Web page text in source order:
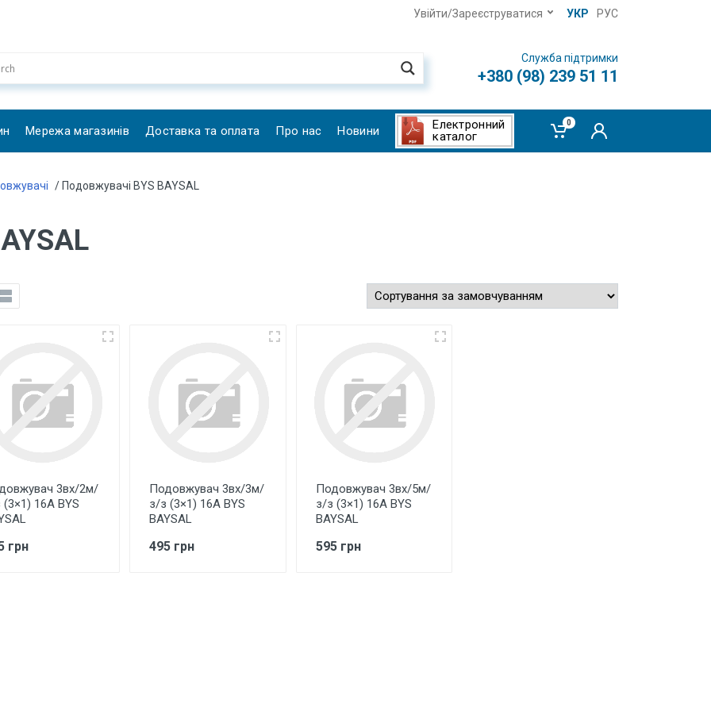
Увійти/Зареєструватися УКР РУС
Служба підтримки
+380 (98) 239 51 11
Мережа магазинів Доставка та оплата Про нас Новини
Електронний
каталог
0
/ Подовжувачі BYS BAYSAL
3вх/2м/
(3×1) 16А BYS
грн
Подовжувач 3вх/3м/
з/з (3×1) 16А BYS
BAYSAL
495 грн
Подовжувач 3вх/5м/
з/з (3×1) 16А BYS
BAYSAL
595 грн